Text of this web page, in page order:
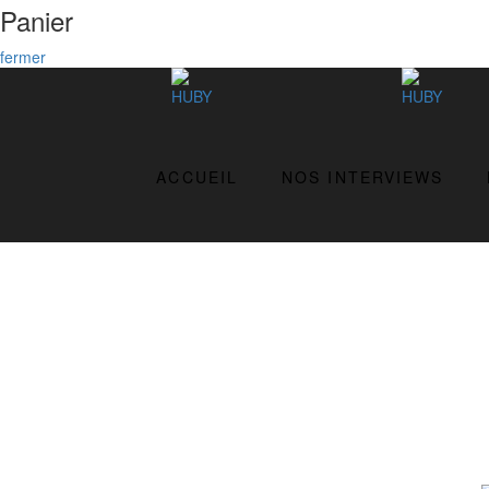
Panier
fermer
ACCUEIL NOS INTERVIEWS